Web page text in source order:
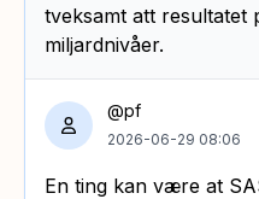
tveksamt att resultatet
miljardnivåer.
@pf
2026-06-29 08:06
En ting kan være at